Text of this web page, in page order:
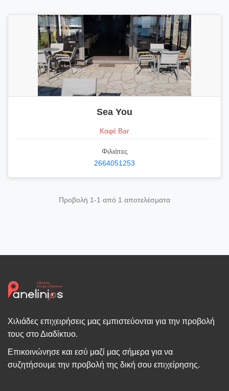
Sea You
Καφέ Bar
Φιλιάτες
2664051253
Προβολή 1-1 από 1 αποτελέσματα
Χιλιάδες επιχειρήσεις μας εμπιστεύονται για την προβολή
τους στο Διαδίκτυο.
Επικοινώνησε και εσύ μαζί μας σήμερα για να
συζητήσουμε την προβολή της δική σου επιχείρησης.